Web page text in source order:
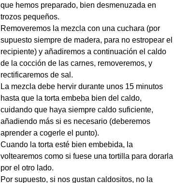
que hemos preparado, bien desmenuzada en
trozos pequeños.
Removeremos la mezcla con una cuchara (por
supuesto siempre de madera, para no estropear el
recipiente) y añadiremos a continuación el caldo
de la cocción de las carnes, removeremos, y
rectificaremos de sal.
La mezcla debe hervir durante unos 15 minutos
hasta que la torta embeba bien del caldo,
cuidando que haya siempre caldo suficiente,
añadiendo más si es necesario (deberemos
aprender a cogerle el punto).
Cuando la torta esté bien embebida, la
voltearemos como si fuese una tortilla para dorarla
por el otro lado.
Por supuesto, si nos gustan caldositos, no la